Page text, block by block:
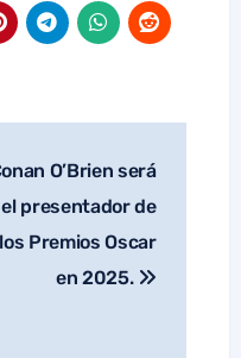
O’Brien será
el presentador de
los Premios Oscar
en 2025.